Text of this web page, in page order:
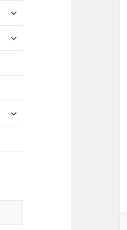
раскрыть
меню
раскрыть
раскрыть